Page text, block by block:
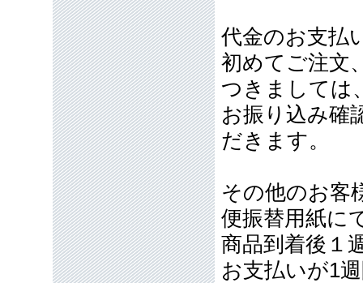
代金のお支払
初めてご注文
つきましては
お振り込み確
だきます。
その他のお客
便振替用紙に
商品到着後１
お支払いが1